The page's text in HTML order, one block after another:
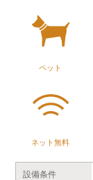
ペット
ネット無料
設備条件